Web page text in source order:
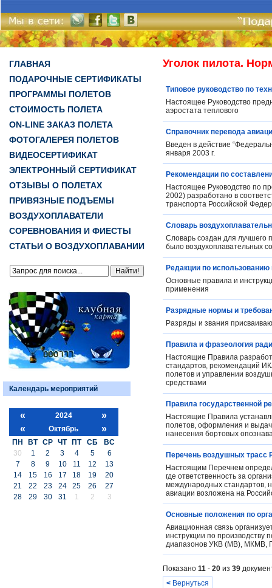
ГЛАВНАЯ
ПОДАРОЧНЫЕ СЕРТИФИКАТЫ
ПРОГРАММЫ ПОЛЕТОВ
СТОИМОСТЬ ПОЛЕТА
ON-LINE ЗАКАЗ ПОЛЕТА
ФОТОГАЛЕРЕЯ ПОЛЕТОВ
ВИДЕОСЕРТИФИКАТ
ЭЛЕКТРОННЫЙ СЕРТИФИКАТ
ОТЗЫВЫ О ПОЛЕТАХ
ПРИВЯЗНЫЕ ПОДЪЕМЫ
ВОЗДУХОПЛАВАТЕЛИ
СОРЕВНОВАНИЯ И ФИЕСТЫ
СТАТЬИ О ВОЗДУХОПЛАВАНИИ
Календарь мероприятий
« 2024
»
«
Октябрь »
ПН ВТ СР ЧТ ПТ СБ
ВС
30
1 2 3 4 5
6
7
8 9 10 11 12
13
14
15 16 17 18 19
20
21
22 23 24 25 26
27
28
29 30 31 1 2 3
Уголок пилота.
Типовое руководство по
Настоящее Руководство
аэростата теплового
Справочник перевода
Введен в действие
января 2003 г.
Рекомендации по
Настоящее Руководство по
2002) разработано в
транспорта Российской
Словарь
Словарь создан для лучшего
было воздухоплавательных
Редакции по
Основные правила и
применения
Разрядные нормы и
Разряды и звания
Правила и фразеология
Настоящие Правила
стандартов, рекомендаций
полетов и управлении
средствами
Правила государственной
Настоящие Правила
полетов, оформления и
нанесения бортовых
Перечень воздушных трасс
Настоящим Перечнем
где ответственность за
международных стандартов,
авиации возложена на
Основные положения по
Авиационная связь
инструкции по производству
диапазонов УКВ (МВ), МКМВ,
Показано 11 - 20 из 39
< Вернуться